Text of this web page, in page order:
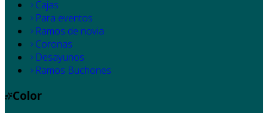
Cajas
Para eventos
Ramos de novia
Coronas
Desayunos
Ramos Buchones
Color